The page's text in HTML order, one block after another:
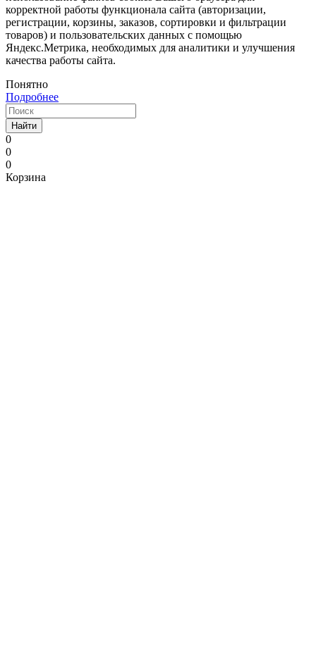
корректной работы функционала сайта (авторизации,
регистрации, корзины, заказов, сортировки и фильтрации
товаров) и пользовательских данных с помощью
Яндекс.Метрика, необходимых для аналитики и улучшения
качества работы сайта.
Понятно
Подробнее
Найти
0
0
0
Корзина